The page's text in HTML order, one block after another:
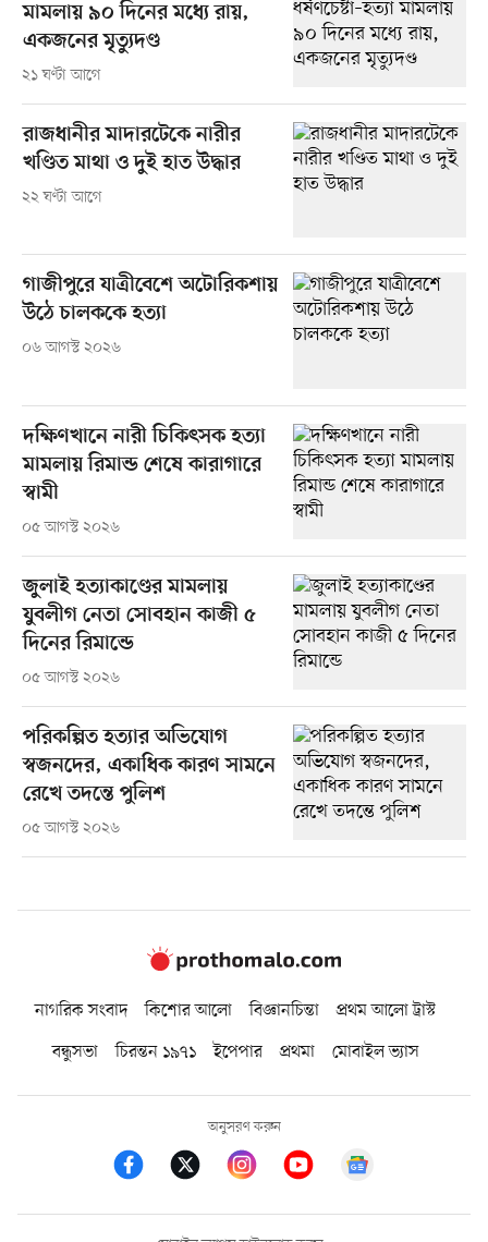
মামলায় ৯০ দিনের মধ্যে রায়,
একজনের মৃত্যুদণ্ড
২১ ঘণ্টা আগে
রাজধানীর মাদারটেকে নারীর
খণ্ডিত মাথা ও দুই হাত উদ্ধার
২২ ঘণ্টা আগে
গাজীপুরে যাত্রীবেশে অটোরিকশায়
উঠে চালককে হত্যা
০৬ আগস্ট ২০২৬
দক্ষিণখানে নারী চিকিৎসক হত্যা
মামলায় রিমান্ড শেষে কারাগারে
স্বামী
০৫ আগস্ট ২০২৬
জুলাই হত্যাকাণ্ডের মামলায়
যুবলীগ নেতা সোবহান কাজী ৫
দিনের রিমান্ডে
০৫ আগস্ট ২০২৬
পরিকল্পিত হত্যার অভিযোগ
স্বজনদের, একাধিক কারণ সামনে
রেখে তদন্তে পুলিশ
০৫ আগস্ট ২০২৬
নাগরিক সংবাদ কিশোর আলো বিজ্ঞানচিন্তা
প্রথম আলো ট্রাস্ট
বন্ধুসভা
চিরন্তন ১৯৭১ ইপেপার প্রথমা মোবাইল ভ্যাস
অনুসরণ করুন